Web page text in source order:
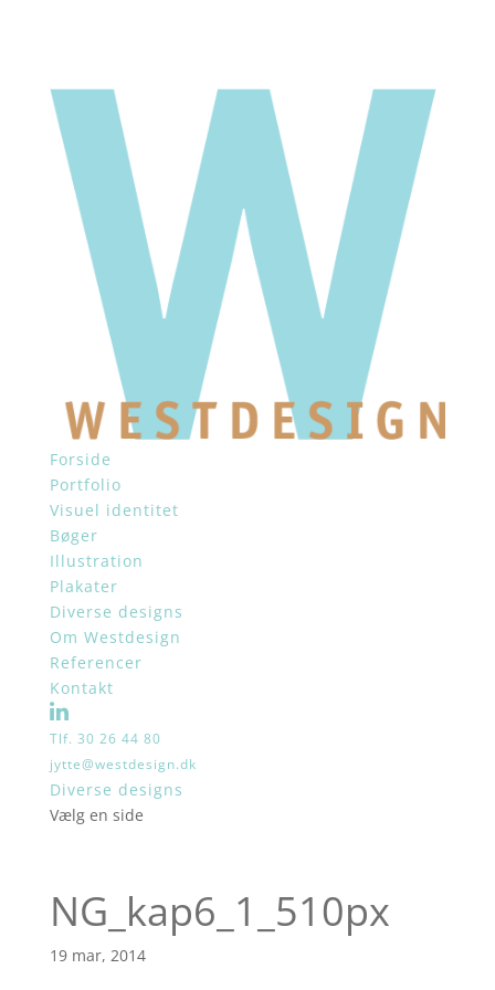
Forside
Portfolio
Visuel identitet
Bøger
Illustration
Plakater
Diverse designs
Om Westdesign
Referencer
Kontakt
Tlf. 30 26 44 80
jytte@westdesign.dk
Diverse designs
Vælg en side
NG_kap6_1_510px
19 mar, 2014